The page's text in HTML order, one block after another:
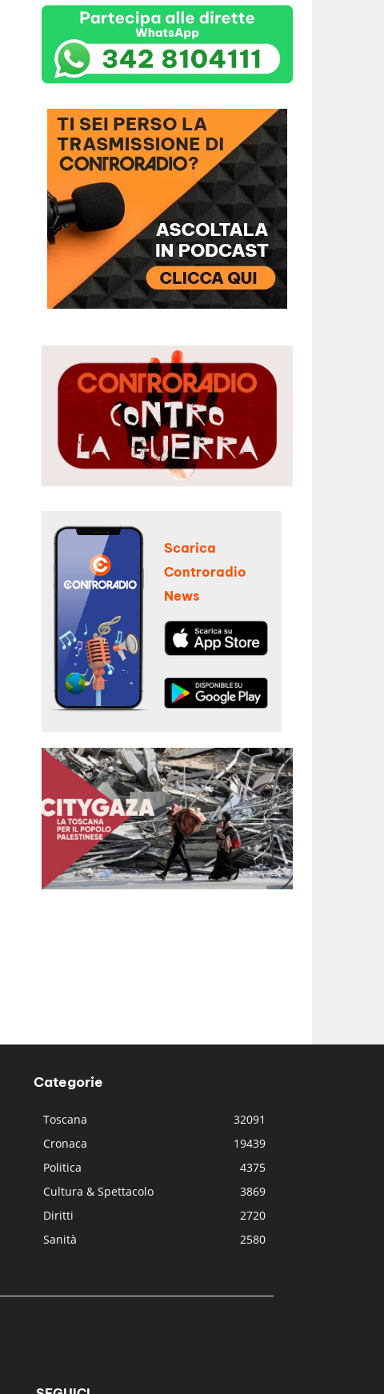
Scarica
Controradio
News
Categorie
Toscana
32091
Cronaca
19439
Politica
4375
Cultura & Spettacolo
3869
Diritti
2720
Sanità
2580